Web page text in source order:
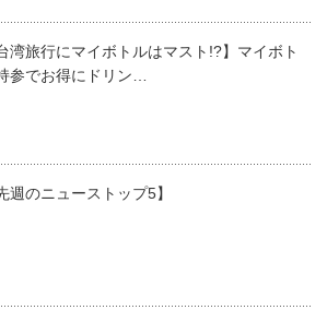
湾旅行にマイボトルはマスト!?】マイボト
参でお得にドリン…
週のニューストップ5】